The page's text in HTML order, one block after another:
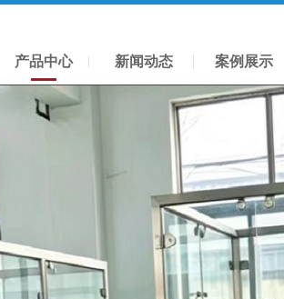
产品中心 新闻动态 案例展示